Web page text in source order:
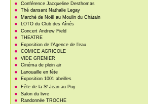
Conférence Jacqueline Desthomas
Thé dansant Nathalie Legay
Marché de Noël au Moulin du Châtain
LOTO du Club des Aînés
Concert Andrew Field
THEATRE
Exposition de l’Agence de l’eau
COMICE AGRICOLE
VIDE GRENIER
Cinéma de plein air
Lanouaille en fête
Exposition 1001 abeilles
Fête de la St Jean au Puy
Salon du livre
Randonnée TROCHE